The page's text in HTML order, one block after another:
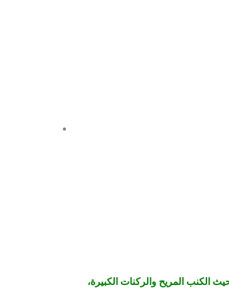
الكنب المريح والركنات الكبيرة،